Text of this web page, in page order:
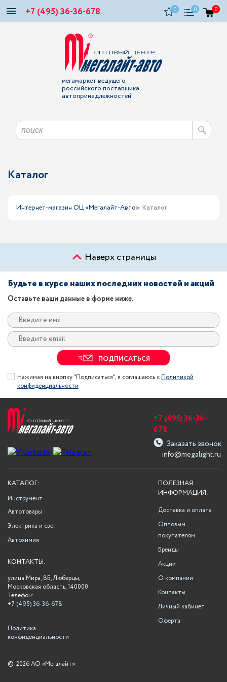
+7 (495) 36-36-678 0 0 0
мегамаркет ведущего
российского поставщика
автопринадлежностей
Каталог
Интернет-магазин ОЦ «Мегалайт-Авто» Каталог
Наверх страницы
Будьте в курсе наших последних новостей и акций
Оставьте ваши данные в форме ниже.
ПОДПИСАТЬСЯ
Нажимая на кнопку "Подписаться", я соглашаюсь сПолитикой
конфиденциальности
info@megalight.ru
+7 (495) 36-36-
678
Заказать звонок
ПОЛЕЗНАЯ
ИНФОРМАЦИЯ:
Доставка и оплата
Оптовым
покупателям
Бренды
Акции
О компании
Контакты
Личный кабинет
Оферта
КАТАЛОГ:
Инструмент
Автотовары
Электрика и свет
Автохимия
КОНТАКТЫ:
улица Мира, 8Б, Люберцы,
Московская область, 140000
Телефон:
+7 (495) 36-36-678
Политика
конфиденциальности
© 2026 АО «Мегалайт»